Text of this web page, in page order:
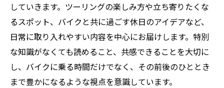
していきます。ツーリングの楽しみ方や立ち寄りたくな
るスポット、バイクと共に過ごす休日のアイデアなど、
日常に取り入れやすい内容を中心にお届けします。特別
な知識がなくても読めること、共感できることを大切に
し、バイクに乗る時間だけでなく、その前後のひととき
まで豊かになるような視点を意識しています。